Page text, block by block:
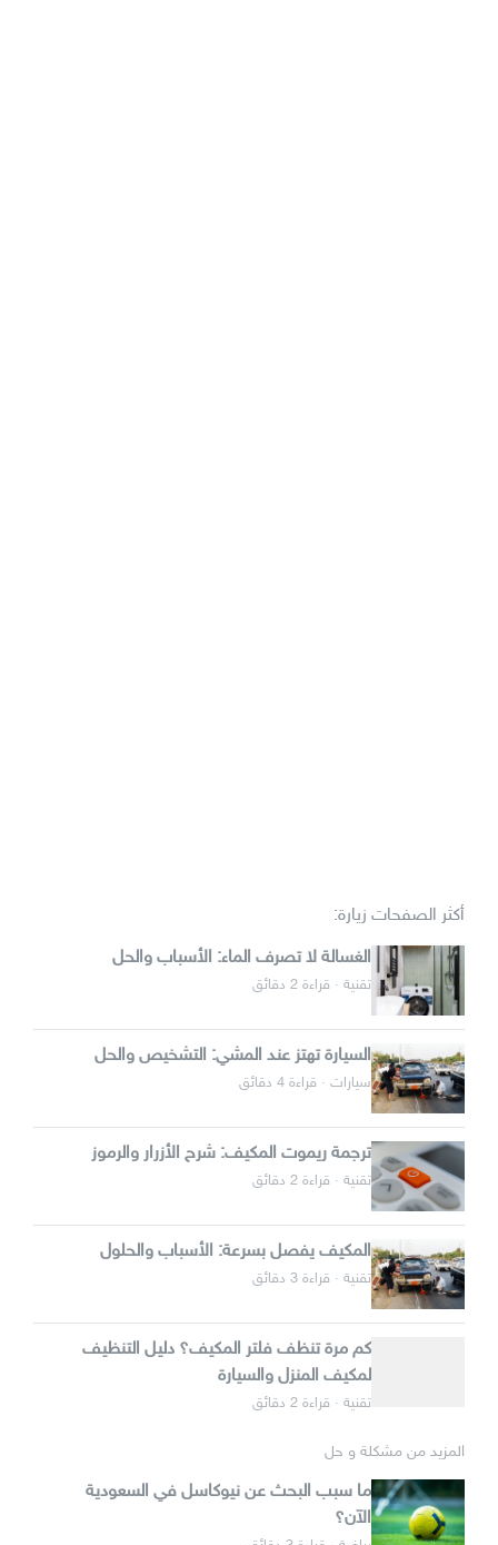
أكثر الصفحات زيارة:
الغسالة لا تصرف الماء: الأسباب والحل
تقنية · قراءة 2 دقائق
السيارة تهتز عند المشي: التشخيص والحل
سيارات · قراءة 4 دقائق
ترجمة ريموت المكيف: شرح الأزرار والرموز
تقنية · قراءة 2 دقائق
المكيف يفصل بسرعة: الأسباب والحلول
تقنية · قراءة 3 دقائق
كم مرة تنظف فلتر المكيف؟ دليل التنظيف
لمكيف المنزل والسيارة
تقنية · قراءة 2 دقائق
المزيد من مشكلة و حل
ما سبب البحث عن نيوكاسل في السعودية
الآن؟